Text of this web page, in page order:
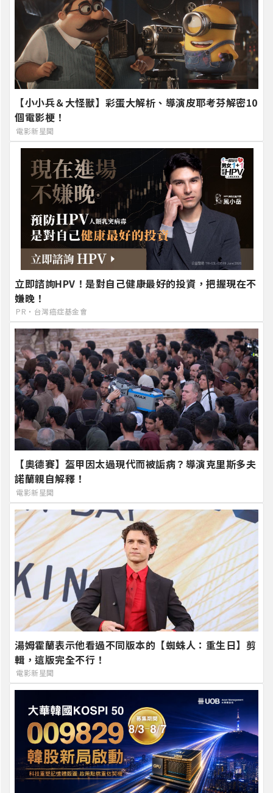
【小小兵＆大怪獸】彩蛋大解析、導演皮耶考芬解密10
個電影梗！
電影新星聞
立即諮詢HPV！是對自己健康最好的投資，把握現在不
嫌晚！
PR・台灣癌症基金會
【奧德賽】盔甲因太過現代而被詬病？導演克里斯多夫
諾蘭親自解釋！
電影新星聞
湯姆霍蘭表示他看過不同版本的【蜘蛛人：重生日】剪
輯，這版完全不行！
電影新星聞